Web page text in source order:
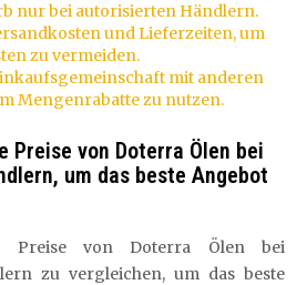
nur bei autorisierten Händlern.
und Lieferzeiten, um
zu vermeiden.
mit anderen
Mengenrabatte zu nutzen.
Preise von Doterra Ölen bei
um das beste Angebot
Preise von Doterra Ölen bei
zu vergleichen, um das beste